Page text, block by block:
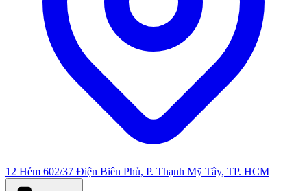
12 Hẻm 602/37 Điện Biên Phủ, P. Thạnh Mỹ Tây, TP. HCM